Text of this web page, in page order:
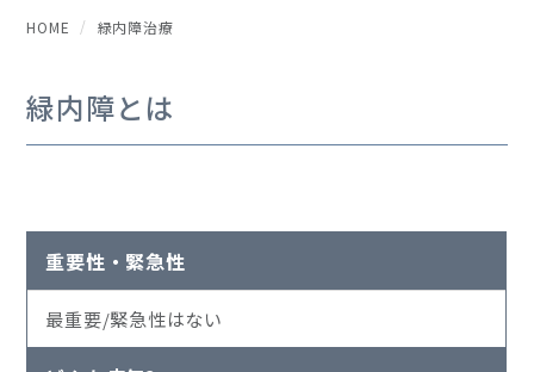
HOME 緑内障治療
緑内障とは
重要性・緊急性
最重要/緊急性はない